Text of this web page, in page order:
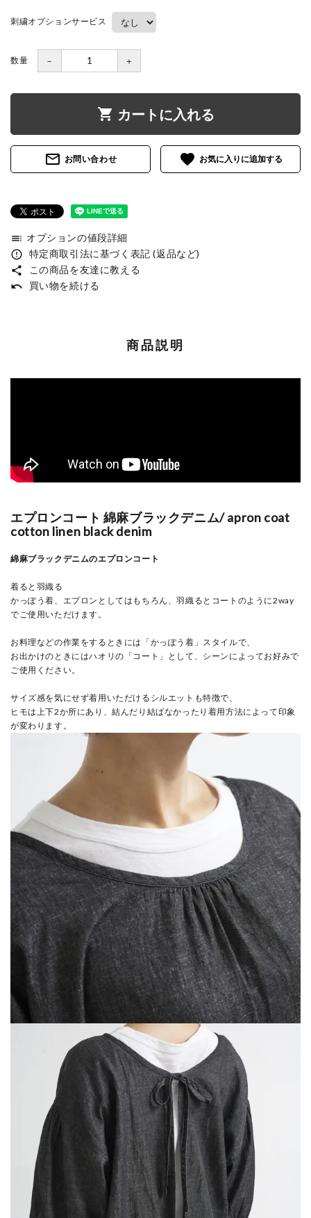
刺繍オプションサービス
数量 － ＋
shopping_cart カートに入れる
mail_outline お問い合わせ favorite
toc オプションの値段詳細
error_outline 特定商取引法に基づく表記 (返品など)
share この商品を友達に教える
undo 買い物を続ける
商品説明
エプロンコート 綿麻ブラックデニム/ apron coat
cotton linen black denim
綿麻ブラックデニムのエプロンコート
着ると羽織る
かっぽう着、エプロンとしてはもちろん、羽織るとコートのように2way
でご使用いただけます。
お料理などの作業をするときには「かっぽう着」スタイルで、
お出かけのときにはハオリの「コート」として、シーンによってお好みで
ご使用ください。
サイズ感を気にせず着用いただけるシルエットも特徴で、
ヒモは上下2か所にあり、結んだり結ばなかったり着用方法によって印象
が変わります。